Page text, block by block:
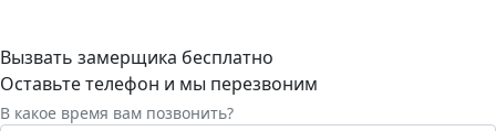
Вызвать замерщика бесплатно
Оставьте телефон и мы перезвоним
В какое время вам позвонить?